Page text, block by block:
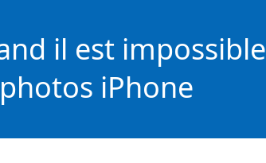
il est impossible
iPhone